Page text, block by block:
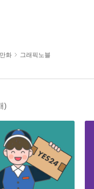
만화 그래픽노블
)